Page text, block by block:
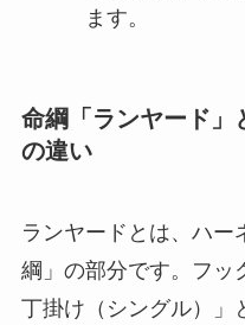
ます。
命綱「ランヤード」
の違い
ランヤードとは、ハー
綱」の部分です。フッ
丁掛け（シングル）」